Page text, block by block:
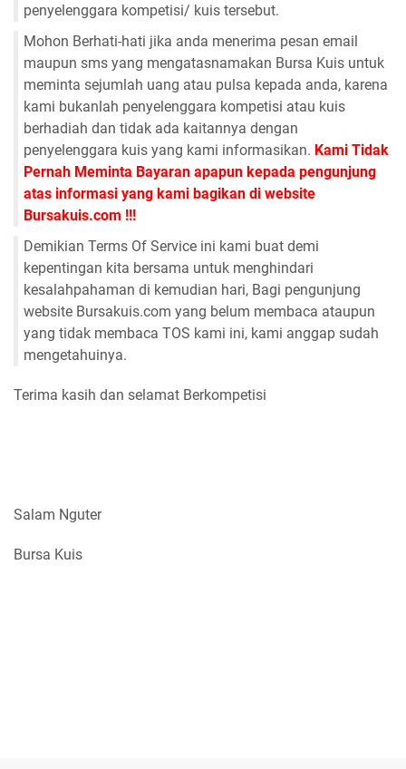
penyelenggara kompetisi/ kuis tersebut.
Mohon Berhati-hati jika anda menerima pesan email
maupun sms yang mengatasnamakan Bursa Kuis untuk
meminta sejumlah uang atau pulsa kepada anda, karena
kami bukanlah penyelenggara kompetisi atau kuis
berhadiah dan tidak ada kaitannya dengan
penyelenggara kuis yang kami informasikan. Kami Tidak
Pernah Meminta Bayaran apapun kepada pengunjung
atas informasi yang kami bagikan di website
Bursakuis.com !!!
Demikian Terms Of Service ini kami buat demi
kepentingan kita bersama untuk menghindari
kesalahpahaman di kemudian hari, Bagi pengunjung
website Bursakuis.com yang belum membaca ataupun
yang tidak membaca TOS kami ini, kami anggap sudah
mengetahuinya.
Terima kasih dan selamat Berkompetisi
Salam Nguter
Bursa Kuis